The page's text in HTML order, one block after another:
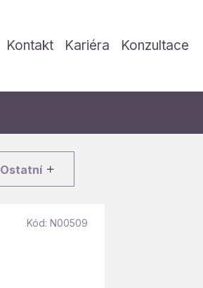
Kontakt Kariéra Konzultace
Ostatní
Kód: N00509